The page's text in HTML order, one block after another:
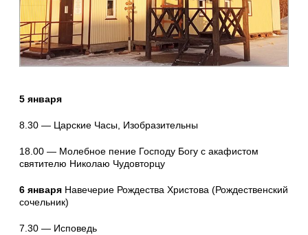
5 января
8.30 — Царские Часы, Изобразительны
18.00 — Молебное пение Господу Богу с акафистом
святителю Николаю Чудовторцу
6 января Навечерие Рождества Христова (Рождественский
сочельник)
7.30 — Исповедь